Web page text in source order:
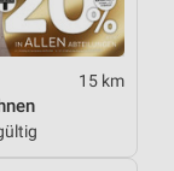
15 km